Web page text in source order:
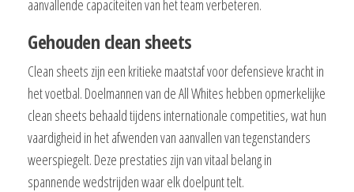
aanvallende capaciteiten van het team verbeteren.
Gehouden clean sheets
Clean sheets zijn een kritieke maatstaf voor defensieve kracht in
het voetbal. Doelmannen van de All Whites hebben opmerkelijke
clean sheets behaald tijdens internationale competities, wat hun
vaardigheid in het afwenden van aanvallen van tegenstanders
weerspiegelt. Deze prestaties zijn van vitaal belang in
spannende wedstrijden waar elk doelpunt telt.